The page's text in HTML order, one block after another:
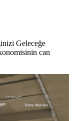
Geleceğe
can